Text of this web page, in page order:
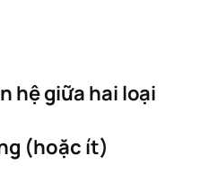
hệ giữa hai loại
(hoặc ít)